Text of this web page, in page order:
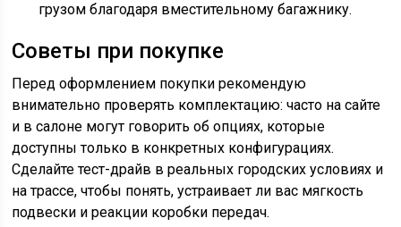
грузом благодаря вместительному багажнику.
Советы при покупке
Перед оформлением покупки рекомендую
внимательно проверять комплектацию: часто на сайте
и в салоне могут говорить об опциях, которые
доступны только в конкретных конфигурациях.
Сделайте тест-драйв в реальных городских условиях и
на трассе, чтобы понять, устраивает ли вас мягкость
подвески и реакции коробки передач.